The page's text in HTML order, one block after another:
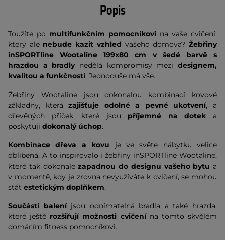
Popis
Toužíte po multifunkčním pomocníkovi na vaše cvičení,
který ale nebude kazit vzhled vašeho domova?Žebřiny
inSPORTline Wootaline 199x80 cm v šedé barvě s
hrazdou a bradlynedělá kompromisy mezidesignem,
kvalitou a funkčností. Jednoduše má vše.
Žebřiny Wootaline jsou dokonalou kombinací kovové
základny, kterázajišťuje odolné a pevné ukotvení, a
dřevěných příček, které jsou příjemné na dotek a
poskytují dokonalý úchop.
Kombinace dřeva a kovu je ve světe nábytku velice
oblíbená. A to inspirovalo i žebřiny inSPORTline Wootaline,
které tak dokonalezapadnou do designu vašeho bytu a
v momentě, kdy je zrovna nevyužíváte k cvičení, se mohou
stát estetickým doplňkem.
Součástí balení jsou odnímatelná bradla a také hrazda,
které ještě rozšiřují možnosti cvičenína tomto skvělém
domácím fitness pomocníkovi.